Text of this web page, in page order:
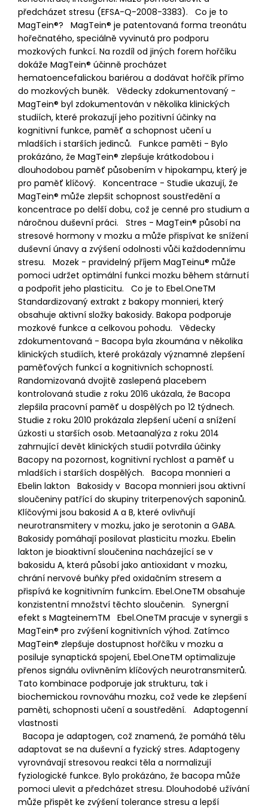
předcházet stresu (EFSA-Q-2008-3383). Co je to
MagTein®? MagTein® je patentovaná forma treonátu
hořečnatého, speciálně vyvinutá pro podporu
mozkových funkcí. Na rozdíl od jiných forem hořčíku
dokáže MagTein® účinně procházet
hematoencefalickou bariérou a dodávat hořčík přímo
do mozkových buněk. Vědecky zdokumentovaný -
MagTein® byl zdokumentován v několika klinických
studiích, které prokazují jeho pozitivní účinky na
kognitivní funkce, paměť a schopnost učení u
mladších i starších jedinců. Funkce paměti - Bylo
prokázáno, že MagTein® zlepšuje krátkodobou i
dlouhodobou paměť působením v hipokampu, který je
pro paměť klíčový. Koncentrace - Studie ukazují, že
MagTein® může zlepšit schopnost soustředění a
koncentrace po delší dobu, což je cenné pro studium a
náročnou duševní práci. Stres - MagTein® působí na
stresové hormony v mozku a může přispívat ke snížení
duševní únavy a zvýšení odolnosti vůči každodennímu
stresu. Mozek - pravidelný příjem MagTeinu® může
pomoci udržet optimální funkci mozku během stárnutí
a podpořit jeho plasticitu. Co je to Ebel.OneTM
Standardizovaný extrakt z bakopy monnieri, který
obsahuje aktivní složky bakosidy. Bakopa podporuje
mozkové funkce a celkovou pohodu. Vědecky
zdokumentovaná - Bacopa byla zkoumána v několika
klinických studiích, které prokázaly významné zlepšení
paměťových funkcí a kognitivních schopností.
Randomizovaná dvojitě zaslepená placebem
kontrolovaná studie z roku 2016 ukázala, že Bacopa
zlepšila pracovní paměť u dospělých po 12 týdnech.
Studie z roku 2010 prokázala zlepšení učení a snížení
úzkosti u starších osob. Metaanalýza z roku 2014
zahrnující devět klinických studií potvrdila účinky
Bacopy na pozornost, kognitivní rychlost a paměť u
mladších i starších dospělých. Bacopa monnieri a
Ebelin lakton Bakosidy v Bacopa monnieri jsou aktivní
sloučeniny patřící do skupiny triterpenových saponinů.
Klíčovými jsou bakosid A a B, které ovlivňují
neurotransmitery v mozku, jako je serotonin a GABA.
Bakosidy pomáhají posilovat plasticitu mozku. Ebelin
lakton je bioaktivní sloučenina nacházející se v
bakosidu A, která působí jako antioxidant v mozku,
chrání nervové buňky před oxidačním stresem a
přispívá ke kognitivním funkcím. Ebel.OneTM obsahuje
konzistentní množství těchto sloučenin. Synergní
efekt s MagteinemTM Ebel.OneTM pracuje v synergii s
MagTein® pro zvýšení kognitivních výhod. Zatímco
MagTein® zlepšuje dostupnost hořčíku v mozku a
posiluje synaptická spojení, Ebel.OneTM optimalizuje
přenos signálu ovlivněním klíčových neurotransmiterů.
Tato kombinace podporuje jak strukturu, tak i
biochemickou rovnováhu mozku, což vede ke zlepšení
paměti, schopnosti učení a soustředění. Adaptogenní
vlastnosti
Bacopa je adaptogen, což znamená, že pomáhá tělu
adaptovat se na duševní a fyzický stres. Adaptogeny
vyrovnávají stresovou reakci těla a normalizují
fyziologické funkce. Bylo prokázáno, že bacopa může
pomoci ulevit a předcházet stresu. Dlouhodobé užívání
může přispět ke zvýšení tolerance stresu a lepší